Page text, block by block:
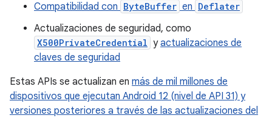
Compatibilidad con ByteBuffer en Deflater
Actualizaciones de seguridad, como
X500PrivateCredential yactualizaciones de
claves de seguridad
Estas APIs se actualizan en más de mil millones de
dispositivos que ejecutan Android 12 (nivel de API 31) y
versiones posteriores a través de las actualizaciones del